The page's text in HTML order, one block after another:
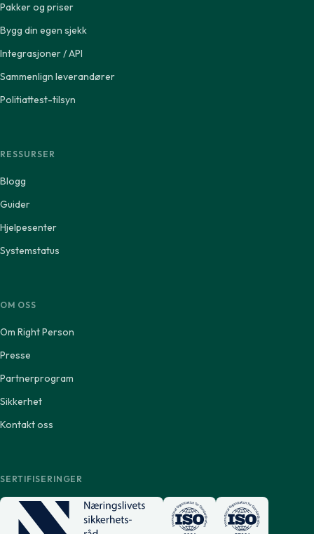
Pakker og priser
Bygg din egen sjekk
Integrasjoner / API
Sammenlign leverandører
Politiattest-tilsyn
RESSURSER
Blogg
Guider
Hjelpesenter
Systemstatus
OM OSS
Om Right Person
Presse
Partnerprogram
Sikkerhet
Kontakt oss
SERTIFISERINGER